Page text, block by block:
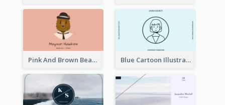
Pink And Brown Bear Illustration Business Card Blue Cartoon Illustration Portrait Business Card